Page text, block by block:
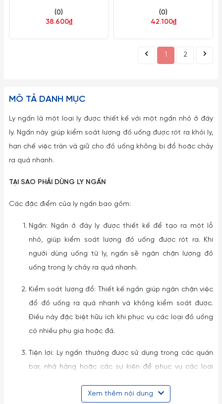
(0)
38.600₫
Italia Glassware LIB
11000620
(0)
42.100₫
1 2
MÔ TẢ DANH MỤC
Ly ngấn là một loại ly được thiết kế với một ngấn nhỏ ở đáy
ly. Ngấn này giúp kiểm soát lượng đồ uống được rót ra khỏi ly,
hạn chế việc tràn và giữ cho đồ uống không bị đổ hoặc chảy
ra quá nhanh.
TẠI SAO PHẢI DÙNG LY NGẤN
Các đặc điểm của ly ngấn bao gồm:
Ngấn: Ngấn ở đáy ly được thiết kế để tạo ra một lỗ
nhỏ, giúp kiểm soát lượng đồ uống được rót ra. Khi
người dùng uống từ ly, ngấn sẽ ngăn chặn lượng đồ
uống trong ly chảy ra quá nhanh.
Kiểm soát lượng đổ: Thiết kế ngấn giúp ngăn chặn việc
đổ đồ uống ra quá nhanh và không kiểm soát được.
Điều này đặc biệt hữu ích khi phục vụ các loại đồ uống
có nhiều phụ gia hoặc đá.
Tiện lợi: Ly ngấn thường được sử dụng trong các quán
bar, nhà hàng hoặc các sự kiện để phục vụ các loại
người phục vụ dễ dàng kiểm soát lượng đổ và tạo ra
Xem thêm nội dung